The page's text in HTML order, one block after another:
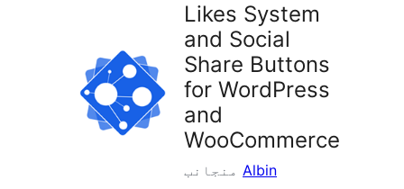
Likes System
and Social
Share Buttons
for WordPress
and
WooCommerce
Albin